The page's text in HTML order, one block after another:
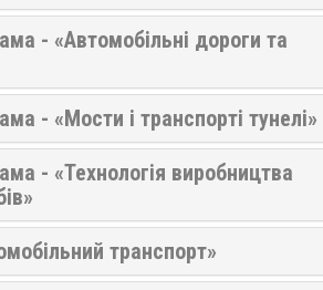
- «Автомобільні дороги та
- «Мости і транспорті тунелі»
- «Технологія виробництва
транспорт»